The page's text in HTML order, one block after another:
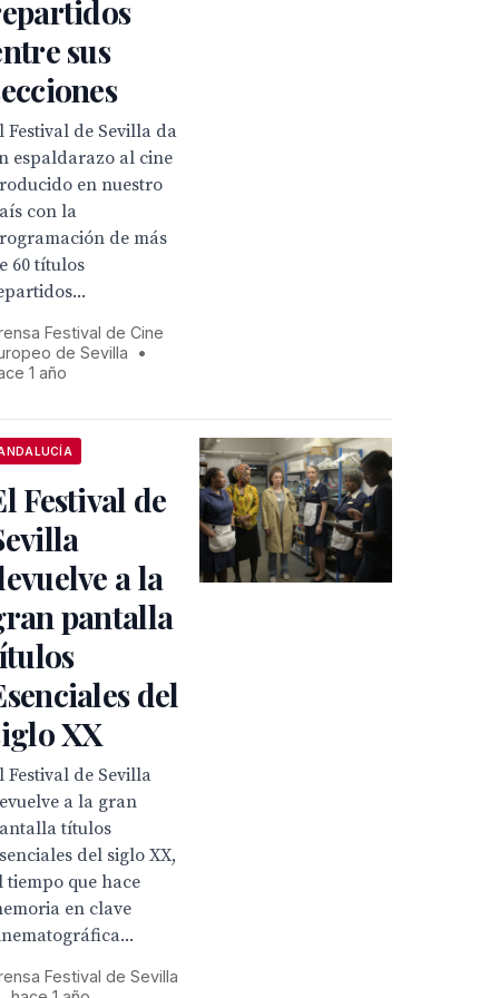
sus
Festival de Sevilla da
espaldarazo al cine
en nuestro
con la
de más
60 títulos
Festival de Cine
de Sevilla
•
1 año
Festival de
a la
pantalla
del
XX
Festival de Sevilla
a la gran
títulos
del siglo XX,
tiempo que hace
en clave
Festival de Sevilla